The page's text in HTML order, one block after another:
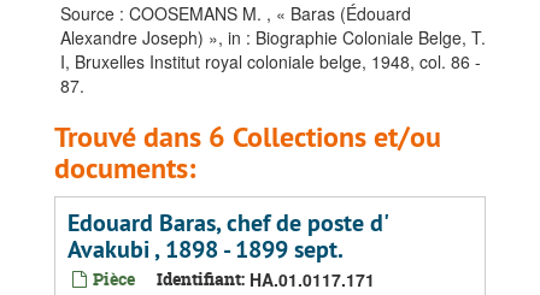
Source : COOSEMANS M. , « Baras (Édouard
Alexandre Joseph) », in : Biographie Coloniale Belge, T.
I, Bruxelles Institut royal coloniale belge, 1948, col. 86 -
87.
Trouvé dans 6 Collections et/ou
documents:
Edouard Baras, chef de poste d'
Avakubi , 1898 - 1899 sept.
Pièce Identifiant: HA.01.0117.171